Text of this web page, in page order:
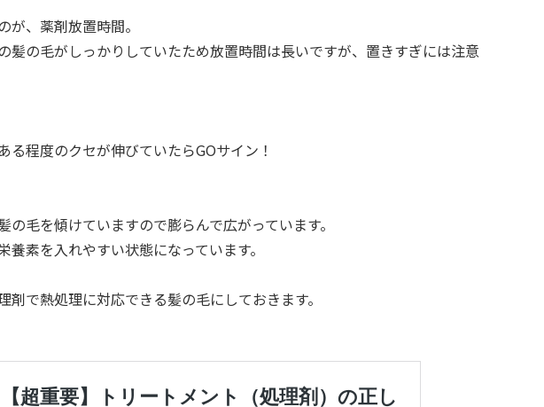
が、薬剤放置時間。
髪の毛がしっかりしていたため放置時間は長いですが、置きすぎには注意
る程度のクセが伸びていたらGOサイン！
の毛を傾けていますので膨らんで広がっています。
養素を入れやすい状態になっています。
剤で熱処理に対応できる髪の毛にしておきます。